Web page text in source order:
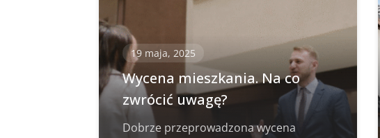
19 maja, 2025
Wycena mieszkania. Na co
zwrócić uwagę?
Dobrze przeprowadzona wycena